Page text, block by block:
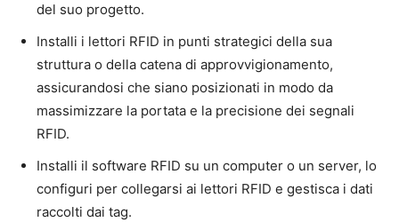
del suo progetto.
Installi i lettori RFID in punti strategici della sua
struttura o della catena di approvvigionamento,
assicurandosi che siano posizionati in modo da
massimizzare la portata e la precisione dei segnali
RFID.
Installi il software RFID su un computer o un server, lo
configuri per collegarsi ai lettori RFID e gestisca i dati
raccolti dai tag.